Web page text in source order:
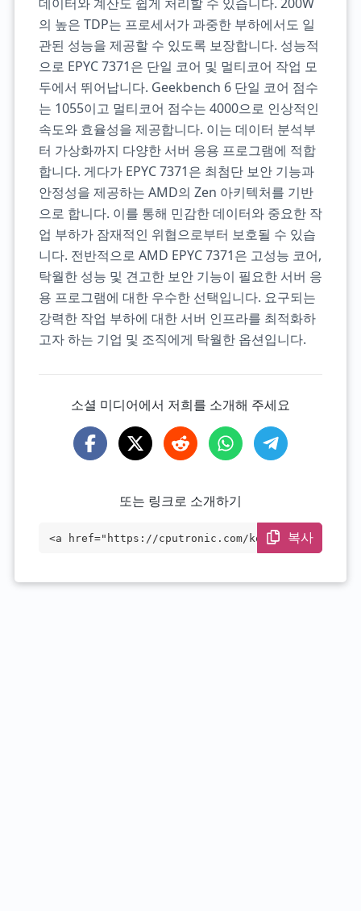
의 높은 TDP는 프로세서가 과중한 부하에서도 일
관된 성능을 제공할 수 있도록 보장합니다. 성능적
으로 EPYC 7371은 단일 코어 및 멀티코어 작업 모
두에서 뛰어납니다. Geekbench 6 단일 코어 점수
는 1055이고 멀티코어 점수는 4000으로 인상적인
속도와 효율성을 제공합니다. 이는 데이터 분석부
터 가상화까지 다양한 서버 응용 프로그램에 적합
합니다. 게다가 EPYC 7371은 최첨단 보안 기능과
안정성을 제공하는 AMD의 Zen 아키텍처를 기반
으로 합니다. 이를 통해 민감한 데이터와 중요한 작
업 부하가 잠재적인 위협으로부터 보호될 수 있습
니다. 전반적으로 AMD EPYC 7371은 고성능 코어,
탁월한 성능 및 견고한 보안 기능이 필요한 서버 응
용 프로그램에 대한 우수한 선택입니다. 요구되는
강력한 작업 부하에 대한 서버 인프라를 최적화하
고자 하는 기업 및 조직에게 탁월한 옵션입니다.
소셜 미디어에서 저희를 소개해 주세요
또는 링크로 소개하기
<a href="https://cputronic.com/ko/cpu/am
복사